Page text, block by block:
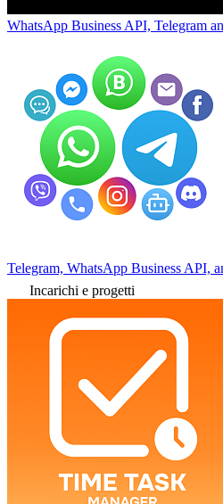
WhatsApp Business API, Telegram
Telegram, WhatsApp Business API,
Incarichi e progetti